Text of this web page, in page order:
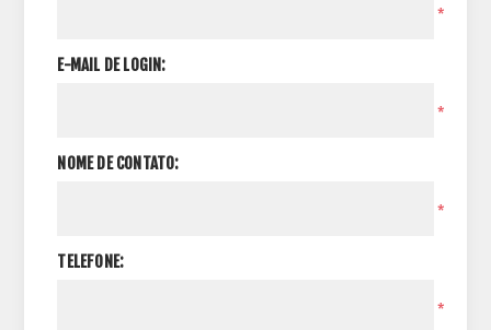
*
E-MAIL DE LOGIN:
*
NOME DE CONTATO:
*
TELEFONE:
*